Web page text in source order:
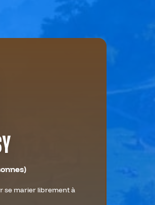
se marier librement à